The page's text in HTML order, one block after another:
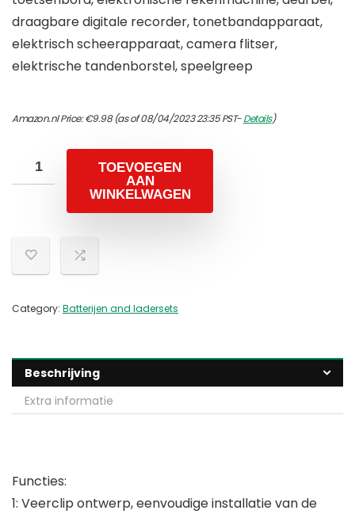
draagbare digitale recorder, tonetbandapparaat,
elektrisch scheerapparaat, camera flitser,
elektrische tandenborstel, speelgreep
Amazon.nl Price:€9.98(as of 08/04/2023 23:35 PST-Details)
TOEVOEGEN
AAN
WINKELWAGEN
Category: Batterijen and ladersets
Beschrijving
Extra informatie
Functies:
1: Veerclip ontwerp, eenvoudige installatie van de